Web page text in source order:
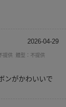
2026-04-29
提供
體型：不提供
ンがかわいいで